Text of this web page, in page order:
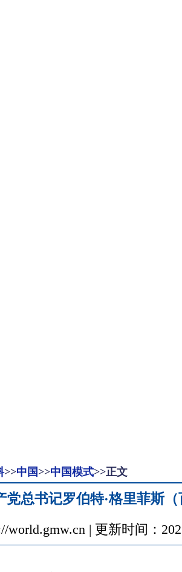
>>中国 >>中国模式>>正文
总书记罗伯特·格里菲斯（
| 更新时间：